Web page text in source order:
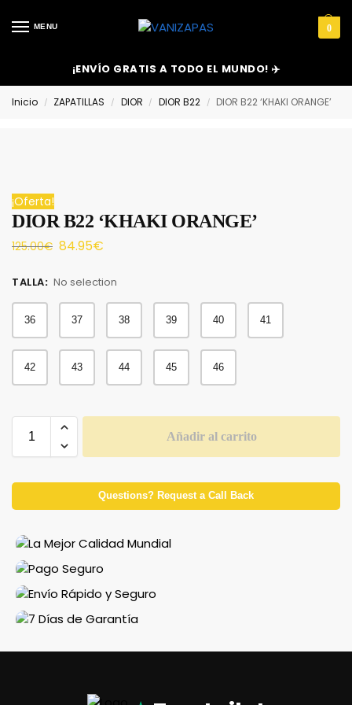
MENU 0
¡ENVÍO GRATIS A TODO EL MUNDO! ✈️
Inicio / ZAPATILLAS / DIOR / DIOR B22 / DIOR B22 ‘KHAKI ORANGE’
¡Oferta!
DIOR B22 ‘KHAKI ORANGE’
125.00€ 84.95€
TALLA: No selection
36 37 38 39 40 41
42 43 44 45 46
Añadir al carrito
Questions? Request a Call Back